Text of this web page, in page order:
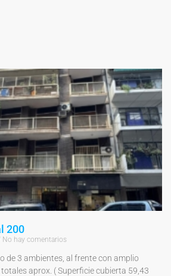
200
No hay comentarios
de 3 ambientes, al frente con amplio
aprox. ( Superficie cubierta 59,43